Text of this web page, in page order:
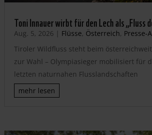
Toni Innauer wirbt für den Lech als „Fluss
Aug. 5, 2026 | Flüsse, Österreich, Presse-
Tiroler Wildfluss steht beim
zur Wahl – Olympiasieger mobilisiert für
letzten naturnahen Flusslandschaften
mehr lesen